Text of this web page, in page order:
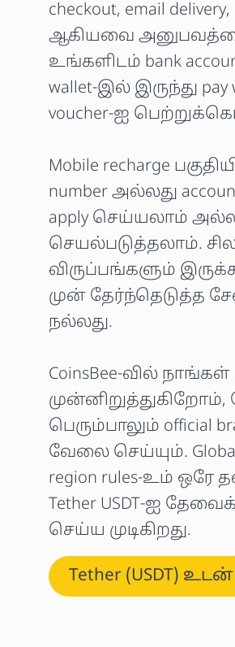
checkout, email
ஆகியவை
உங்களிடம் bank
wallet-இல் இருந்து
voucher-ஐ
Mobile recharge
number அல்லது
apply செய்யலாம்
செயல்படுத்தலாம். சில
விருப்பங்களும்
முன் தேர்ந்தெடுத்த
நல்லது.
CoinsBee-வில் நாங்கள்
முன்னிறுத்துகிறோம்,
பெரும்பாலும் official
வேலை செய்யும். Global
region rules-உம்
Tether USDT-ஐ
செய்ய முடிகிறது.
Tether (USDT)